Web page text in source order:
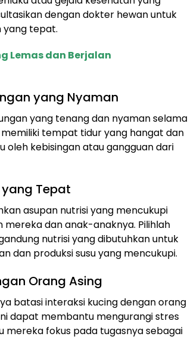
dengan dokter hewan untuk
yang tepat.
Lemas dan Berjalan
yang Nyaman
yang tenang dan nyaman selama
memiliki tempat tidur yang hangat dan
oleh kebisingan atau gangguan dari
Tepat
asupan nutrisi yang mencukupi
dan anak-anaknya. Pilihlah
nutrisi yang dibutuhkan untuk
dan produksi susu yang mencukupi.
Orang Asing
batasi interaksi kucing dengan orang
dapat membantu mengurangi stres
mereka fokus pada tugasnya sebagai